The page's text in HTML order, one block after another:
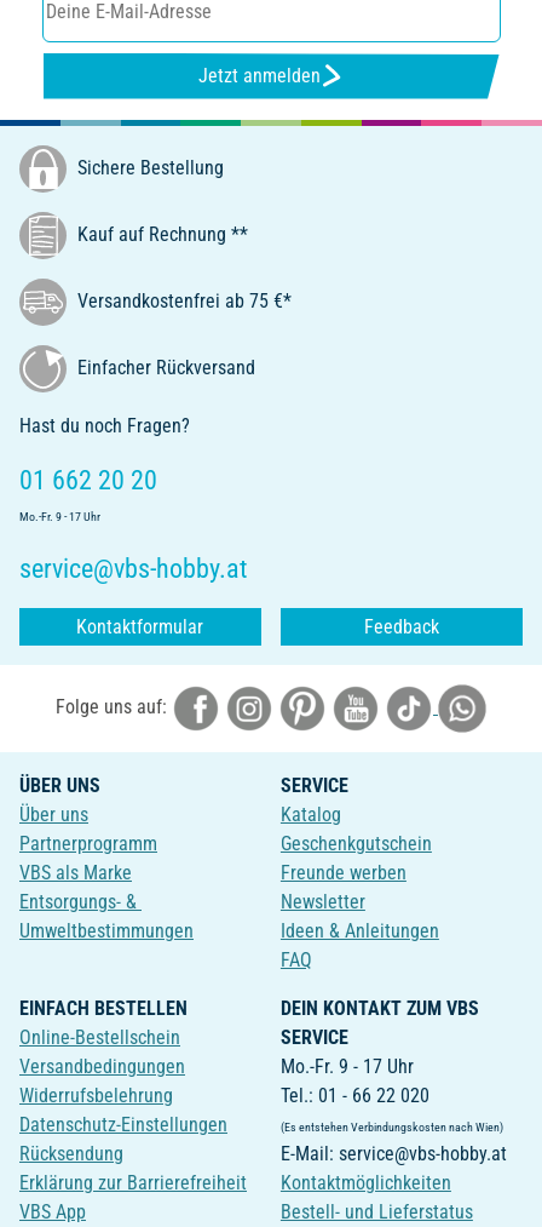
Jetzt anmelden
Sichere Bestellung
Kauf auf Rechnung **
Versandkostenfrei ab 75 €*
Einfacher Rückversand
Hast du noch Fragen?
01 662 20 20
Mo.-Fr. 9 - 17 Uhr
service@vbs-hobby.at
Kontaktformular Feedback
Folge uns auf:
ÜBER UNS
Über uns
Partnerprogramm
VBS als Marke
Entsorgungs- &
Umweltbestimmungen
SERVICE
Katalog
Geschenkgutschein
Freunde werben
Newsletter
Ideen & Anleitungen
FAQ
EINFACH BESTELLEN
Online-Bestellschein
Versandbedingungen
Widerrufsbelehrung
Datenschutz-Einstellungen
Rücksendung
Erklärung zur Barrierefreiheit
VBS App
DEIN KONTAKT ZUM VBS
SERVICE
Mo.-Fr. 9 - 17 Uhr
Tel.: 01 - 66 22 020
(Es entstehen Verbindungskosten nach Wien)
E-Mail: service@vbs-hobby.at
Kontaktmöglichkeiten
Bestell- und Lieferstatus